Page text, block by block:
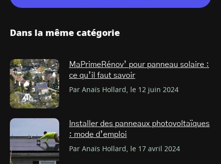
Dans la même catégorie
MaPrimeRénov’ pour panneau solaire :
ce qu’il faut savoir
Par Anaïs Hollard, le 12 juin 2024
Installer des panneaux photovoltaïques
: mode d’emploi
Par Anaïs Hollard, le 17 avril 2024